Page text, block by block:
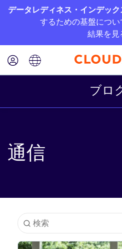
データレディネス・インデック
するための基盤につい
結果を見
ブロ
ビジネス
業界
通信